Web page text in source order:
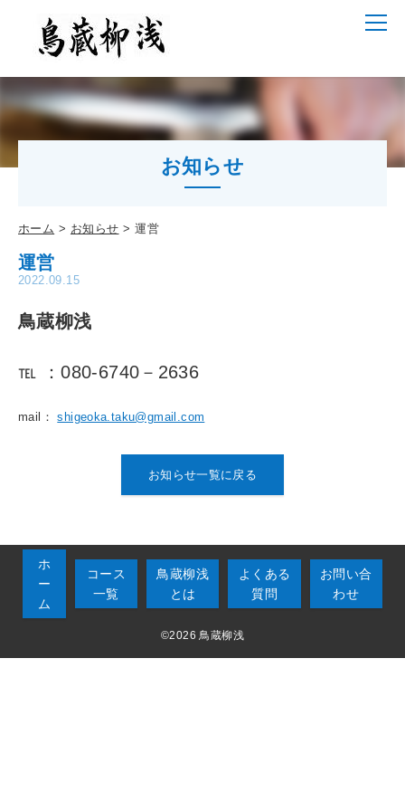
お知らせ
ホーム お知らせ 運営
運営
2022.09.15
鳥蔵柳浅
℡ ：080-6740－2636
mail：shigeoka.taku@gmail.com
お知らせ一覧に戻る
ホ
ー
ム
コース
一覧
鳥蔵柳浅
とは
よくある
質問
お問い合
わせ
©2026 鳥蔵柳浅